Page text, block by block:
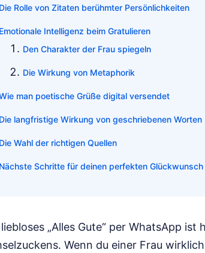
Die Rolle von Zitaten berühmter Persönlichkeiten
Emotionale Intelligenz beim Gratulieren
Den Charakter der Frau spiegeln
Die Wirkung von Metaphorik
man poetische Grüße digital versendet
Die langfristige Wirkung von geschriebenen Worten
Die Wahl der richtigen Quellen
Nächste Schritte für deinen perfekten Glückwunsch
„Alles Gute“ per WhatsApp
Wenn du einer Frau